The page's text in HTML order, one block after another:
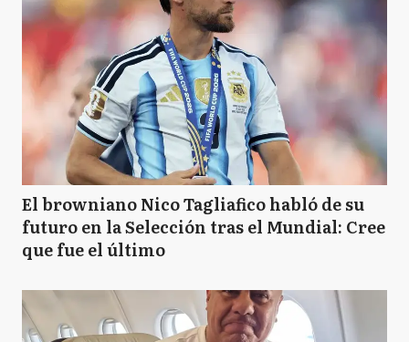
El browniano Nico Tagliafico habló de su
futuro en la Selección tras el Mundial: Cree
que fue el último